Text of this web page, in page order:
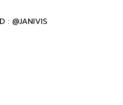
: @JANIVIS